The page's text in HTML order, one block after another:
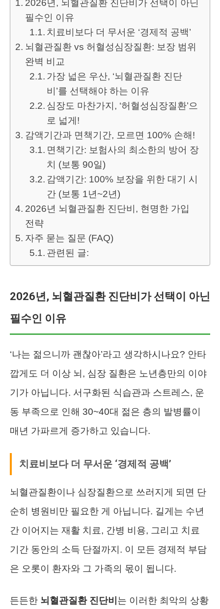
2026년, 뇌혈관질환 진단비가 선택이 아닌
필수인 이유
치료비보다 더 무서운 ‘경제적 공백’
뇌혈관질환 vs 허혈성심장질환: 보장 범위
완벽 비교
가장 넓은 우산, ‘뇌혈관질환 진단
비’를 선택해야 하는 이유
심장도 마찬가지, ‘허혈성심장질환’으
로 넓게!
감액기간과 면책기간, 모르면 100% 손해!
면책기간: 보험사의 최소한의 방어 장
치 (보통 90일)
감액기간: 100% 보장을 위한 대기 시
간 (보통 1년~2년)
2026년 뇌혈관질환 진단비, 현명한 가입
전략
자주 묻는 질문 (FAQ)
관련된 글:
2026년, 뇌혈관질환 진단비가 선택이 아닌
필수인 이유
‘나는 젊으니까 괜찮아’라고 생각하시나요? 안타
깝게도 더 이상 뇌, 심장 질환은 노년층만의 이야
기가 아닙니다. 서구화된 식습관과 스트레스, 운
동 부족으로 인해 30~40대 젊은 층의 발병률이
매년 가파르게 증가하고 있습니다.
치료비보다 더 무서운 ‘경제적 공백’
뇌혈관질환이나 심장질환으로 쓰러지게 되면 단
순히 병원비만 필요한 게 아닙니다. 길게는 수년
간 이어지는 재활 치료, 간병 비용, 그리고 치료
기간 동안의 소득 단절까지. 이 모든 경제적 부담
은 오롯이 환자와 그 가족의 몫이 됩니다.
든든한 뇌혈관질환 진단비 는 이러한 최악의 상황